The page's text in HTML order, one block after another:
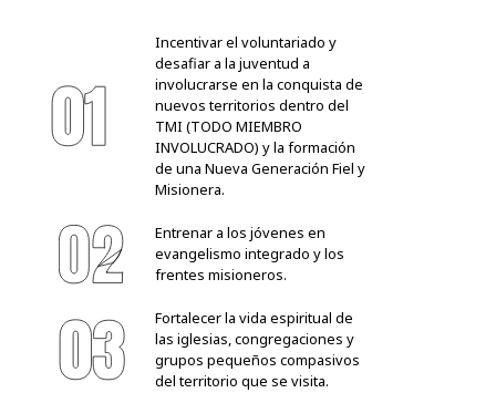
Incentivar el voluntariado y
desafiar a la juventud a
involucrarse en la conquista de
nuevos territorios dentro del
TMI (TODO MIEMBRO
INVOLUCRADO) y la formación
de una Nueva Generación Fiel y
Misionera.
Entrenar a los jóvenes en
evangelismo integrado y los
frentes misioneros.
Fortalecer la vida espiritual de
las iglesias, congregaciones y
grupos pequeños compasivos
del territorio que se visita.